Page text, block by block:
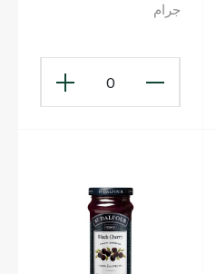
جرام
0